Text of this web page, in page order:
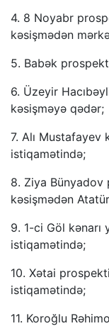
4. 8 Noyabr
kəsişmədən
5. Babək
6. Üzeyir
kəsişməyə qədər;
7. Alı
istiqamətində;
8. Ziya
kəsişmədən
9. 1-ci Göl
istiqamətində;
10. Xətai
istiqamətində;
11. Koroğlu